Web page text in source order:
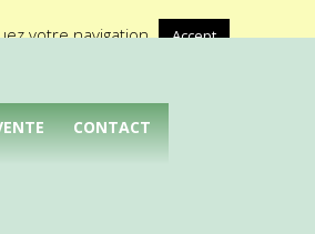
de Médical Promotion
CONTACT
votre navigation. Accept